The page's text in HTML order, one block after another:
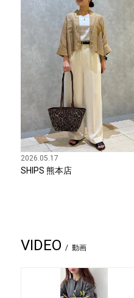
2026.05.17
SHIPS 熊本店
VIDEO 動画